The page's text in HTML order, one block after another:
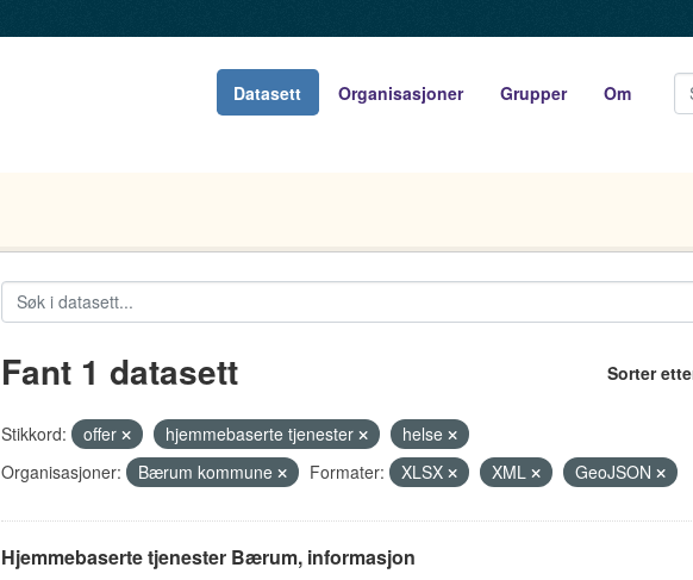
Datasett Organisasjoner Grupper Om
Sorter
Fant 1 datasett
Stikkord: offer hjemmebaserte tjenester
helse
Organisasjoner:
Bærum kommune Formater: XLSX XML GeoJSON
Hjemmebaserte tjenester Bærum, informasjon